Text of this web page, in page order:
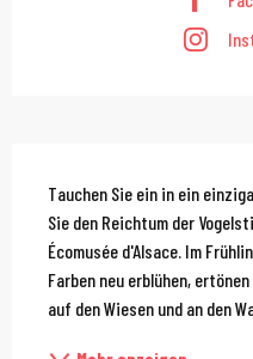
Tauchen Sie ein in ein
Sie den Reichtum der
Écomusée d'Alsace. Im
Farben neu erblühen,
auf den Wiesen und an den